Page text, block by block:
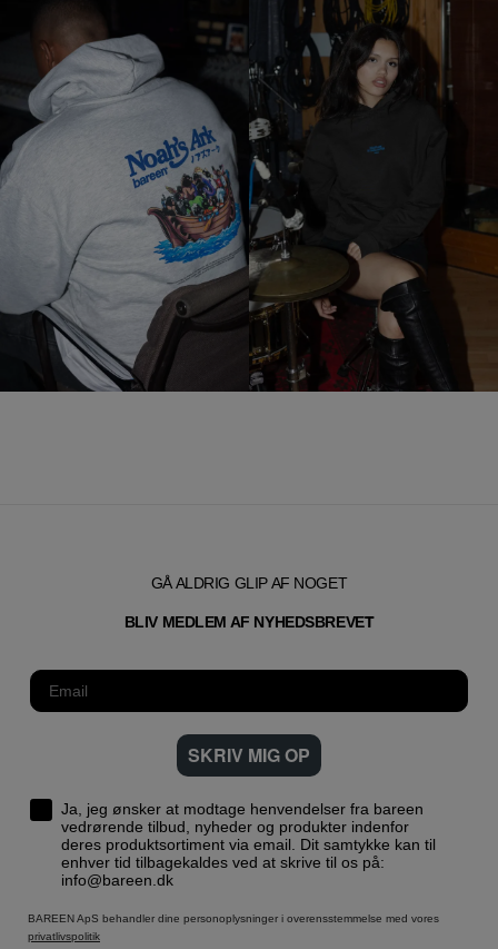
GÅ ALDRIG GLIP AF NOGET
BLIV MEDLEM AF NYHEDSBREVET
SKRIV MIG OP
Ja, jeg ønsker at modtage henvendelser fra bareen
vedrørende tilbud, nyheder og produkter indenfor
deres produktsortiment via email. Dit samtykke kan til
enhver tid tilbagekaldes ved at skrive til os på:
info@bareen.dk
BAREEN ApS behandler dine personoplysninger i overensstemmelse med vores
privatlivspolitik